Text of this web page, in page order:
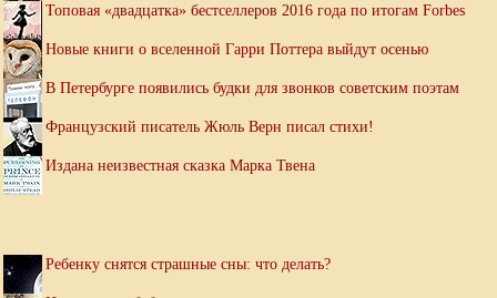
Топовая «двадцатка» бестселлеров 2016 года по итогам Forbes
Новые книги о вселенной Гарри Поттера выйдут осенью
В Петербурге появились будки для звонков советским поэтам
Французский писатель Жюль Верн писал стихи!
Издана неизвестная сказка Марка Твена
Ребенку снятся страшные сны: что делать?